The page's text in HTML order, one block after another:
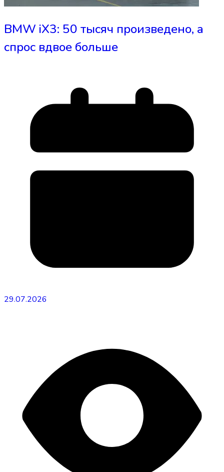
BMW iX3: 50 тысяч произведено, а
спрос вдвое больше
29.07.2026